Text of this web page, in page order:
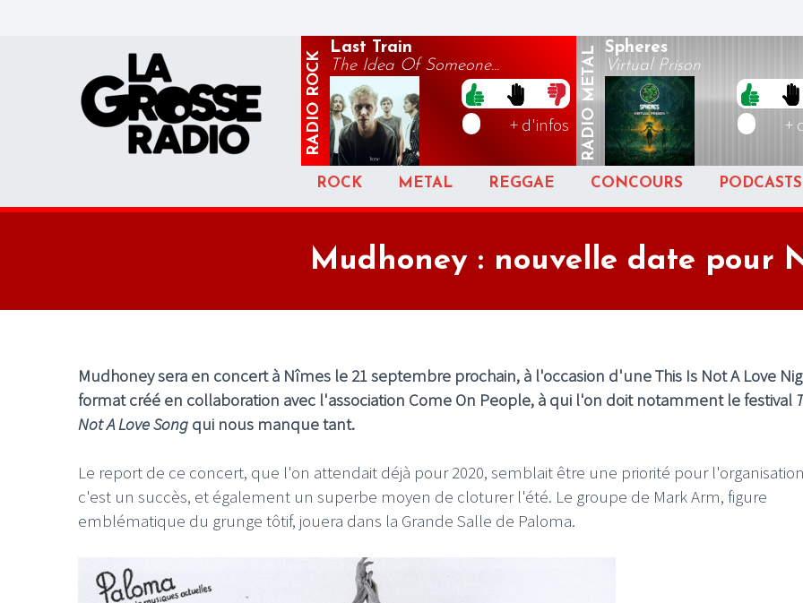
RADIO
ROCK
Last Train
The Idea Of Someone...
+ d'infos RADIO
METAL Spheres
Virtual Prison
+
ROCK METAL REGGAE CONCOURS PODCASTS
Mudhoney : nouvelle date pour
Mudhoney sera en concert à Nîmes le 21 septembre prochain, à l'occasion d'une This Is Not A Love
format créé en collaboration avec l'association Come On People, à qui l'on doit notamment le festival
Not A Love Song qui nous manque tant.
Le report de ce concert, que l'on attendait déjà pour 2020, semblait être une priorité pour
c'est un succès, et également un superbe moyen de cloturer l'été. Le groupe de Mark Arm, figure
emblématique du grunge tôtif, jouera dans la Grande Salle de Paloma.